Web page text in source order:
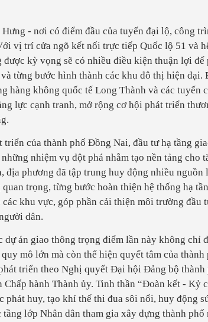
- nơi có điểm đầu của tuyến đại lộ, công
vị trí cửa ngõ kết nối trực tiếp Quốc lộ 51 và
kỳ vọng sẽ có nhiều điều kiện thuận lợi
từng bước hình thành các khu đô thị hiện đại.
hàng không quốc tế Long Thành và các tuyến
lực cạnh tranh, mở rộng cơ hội phát triển
triển của thành phố Đồng Nai, đầu tư hạ tầng
nhiệm vụ đột phá nhằm tạo nền tảng cho
địa phương đã tập trung huy động nhiều nguồn
trọng, từng bước hoàn thiện hệ thống hạ
khu vực, góp phần cải thiện môi trường đầu
dân.
dự án giao thông trọng điểm lần này không chỉ
mô lớn mà còn thể hiện quyết tâm của
triển theo Nghị quyết Đại hội Đảng bộ
Chấp hành Thành ủy. Tinh thần “Đoàn kết - Kỷ
phát huy, tạo khí thế thi đua sôi nổi, huy động
lớp Nhân dân tham gia xây dựng thành phố